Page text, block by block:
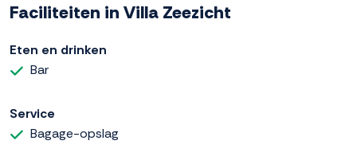
Faciliteiten in Villa Zeezicht
Eten en drinken
Bar
Service
Bagage-opslag